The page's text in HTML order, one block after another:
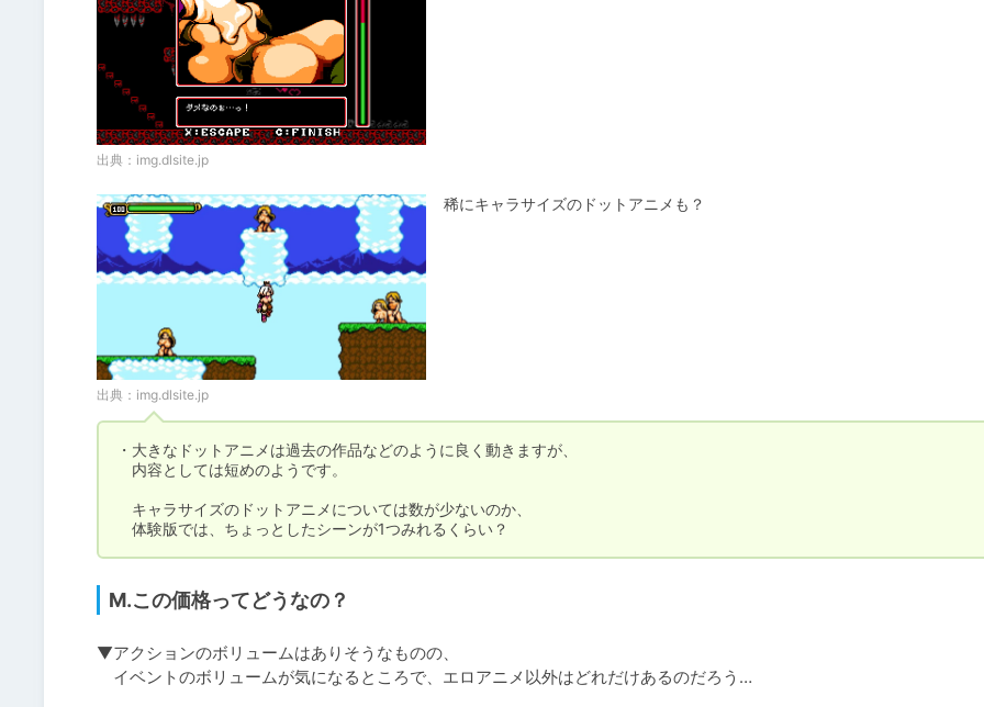
出典： img.dlsite.jp
出典： img.dlsite.jp
稀にキャラサイズのドットアニメも？
・大きなドットアニメは過去の作品などのように良く動きますが、
内容としては短めのようです。
キャラサイズのドットアニメについては数が少ないのか、
体験版では、ちょっとしたシーンが1つみれるくらい？
M.この価格ってどうなの？
▼アクションのボリュームはありそうなものの、
イベントのボリュームが気になるところで、エロアニメ以外はどれだけあるのだろう…